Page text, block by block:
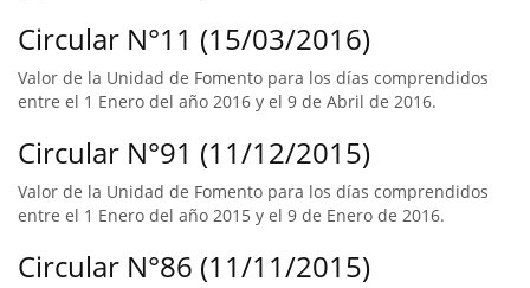
Circular N°11 (15/03/2016)
Valor de la Unidad de Fomento para los días comprendidos
entre el 1 Enero del año 2016 y el 9 de Abril de 2016.
Circular N°91 (11/12/2015)
Valor de la Unidad de Fomento para los días comprendidos
entre el 1 Enero del año 2015 y el 9 de Enero de 2016.
Circular N°86 (11/11/2015)